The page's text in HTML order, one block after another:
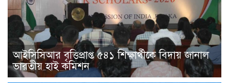
আইসিসিআর বৃত্তিপ্রাপ্ত ৫৪১ শিক্ষার্থীকে বিদায় জানাল
ভারতীয় হাই কমিশন